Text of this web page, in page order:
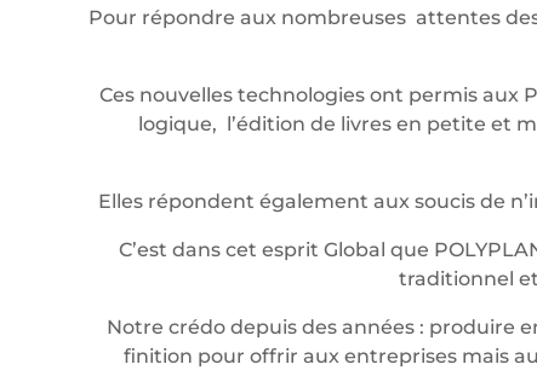
Pour répondre aux nombreuses attentes
Ces nouvelles technologies ont permis
logique, l’édition de livres en petite et
Elles répondent également aux soucis de
C’est dans cet esprit Global que
traditionnel
Notre crédo depuis des années : produire
finition pour offrir aux entreprises mais